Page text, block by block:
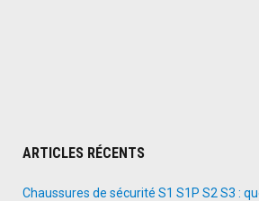
ARTICLES RÉCENTS
Chaussures de sécurité S1 S1P S2 S3 :